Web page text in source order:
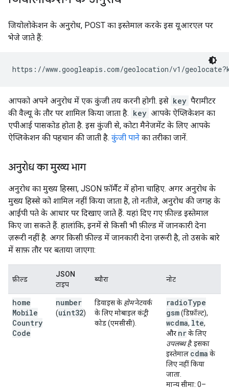
जियोलोकेशन के अनुरोध, POST का इस्तेमाल करके इस यूआरएल पर
भेजे जाते हैं:
https://www.googleapis.com/geolocation/v1/
आपको अपने अनुरोध में एक कुंजी तय करनी होगी. इसे key पैरामीटर
की वैल्यू के तौर पर शामिल किया जाता है. key आपके ऐप्लिकेशन का
एपीआई पासकोड होता है. इस कुंजी से, कोटा मैनेजमेंट के लिए आपके
ऐप्लिकेशन की पहचान की जाती है. कुंजी पाने का तरीका जानें.
अनुरोध का मुख्य भाग
अनुरोध का मुख्य हिस्सा, JSON फ़ॉर्मैट में होना चाहिए. अगर अनुरोध के
मुख्य हिस्से को शामिल नहीं किया जाता है, तो नतीजे, अनुरोध की जगह के
आईपी पते के आधार पर दिखाए जाते हैं. यहां दिए गए फ़ील्ड इस्तेमाल
किए जा सकते हैं. हालांकि, इनमें से किसी भी फ़ील्ड में जानकारी देना
ज़रूरी नहीं है. अगर किसी फ़ील्ड में जानकारी देना ज़रूरी है, तो उसके बारे
में साफ़ तौर पर बताया जाएगा:
फ़ील्ड
JSON
टाइप
ब्यौरा नोट
home
Mobile
Country
Code
number
(uint32)
डिवाइस के होमनेटवर्क
के लिए मोबाइल कंट्री
कोड (एमसीसी).
radioType
gsm(डिफ़ॉल्ट),
wcdma, lte,
और nrके लिए
उपलब्ध है. इसका
इस्तेमाल cdma के
लिए नहीं किया
जाता.
मान्य सीमा: 0–